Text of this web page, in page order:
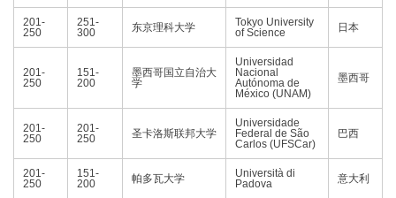
201-
250
251-
300
东京理科大学
Tokyo University
of Science
日本
201-
250
151-
200
墨西哥国立自治大
学
Universidad
Nacional
Autónoma de
México (UNAM)
墨西哥
201-
250
201-
250
圣卡洛斯联邦大学
Universidade
Federal de São
Carlos (UFSCar)
巴西
201-
250
151-
200
帕多瓦大学
Università di
Padova
意大利